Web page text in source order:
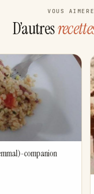
VOUS
D’autres
companion